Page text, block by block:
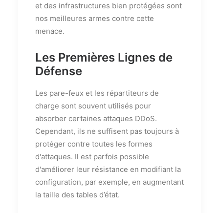
et des infrastructures bien protégées sont
nos meilleures armes contre cette
menace.
Les Premières Lignes de
Défense
Les pare-feux et les répartiteurs de
charge sont souvent utilisés pour
absorber certaines attaques DDoS.
Cependant, ils ne suffisent pas toujours à
protéger contre toutes les formes
d'attaques. Il est parfois possible
d'améliorer leur résistance en modifiant la
configuration, par exemple, en augmentant
la taille des tables d’état.